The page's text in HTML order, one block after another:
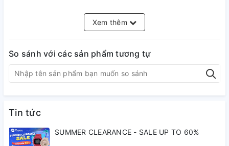
Thiết kế thanh lịch– Phù hợp công sở và các dịp sang
tốt.
✅Kính Sapphire– Chống trầy vượt trội, bảo vệ mặt kính
luôn sáng mới.
✅Chống nước 30M– An tâm khi rửa tay hoặc gặp mưa
Thông số kỹ thuật
Xem thêm
So sánh với các sản phẩm tương tự
Tin tức
SUMMER CLEARANCE - SALE UP TO 60%